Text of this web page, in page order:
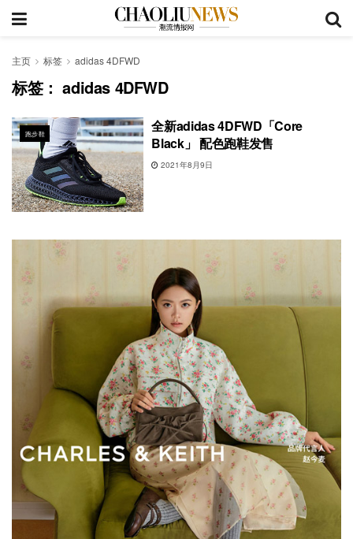
主页 标签 adidas 4DFWD
标签：adidas 4DFWD
跑步鞋
全新adidas 4DFWD「Core
Black」 配色跑鞋发售
2021年8月9日